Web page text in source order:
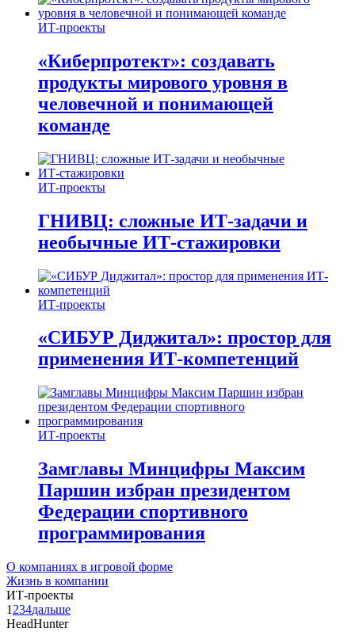
ИТ-проекты
«Киберпротект»: создавать
продукты мирового уровня в
человечной и понимающей
команде
ИТ-проекты
ГНИВЦ: сложные ИТ‑задачи и
необычные ИТ‑стажировки
ИТ-проекты
«СИБУР Диджитал»: простор для
применения ИТ-компетенций
ИТ-проекты
Замглавы Минцифры Максим
Паршин избран президентом
Федерации спортивного
программирования
О компаниях в игровой форме
Жизнь в компании
ИТ-проекты
1 234дальше
HeadHunter